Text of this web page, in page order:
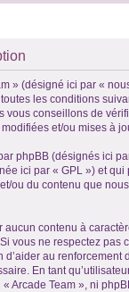
» (désigné ici par «
les conditions
vous conseillons de
et/ou mises à
phpBB (désignés ici
ici par « GPL ») et
ou du contenu que
aucun contenu à
vous ne respectez pas
d’aider au
En tant
Arcade Team », ni